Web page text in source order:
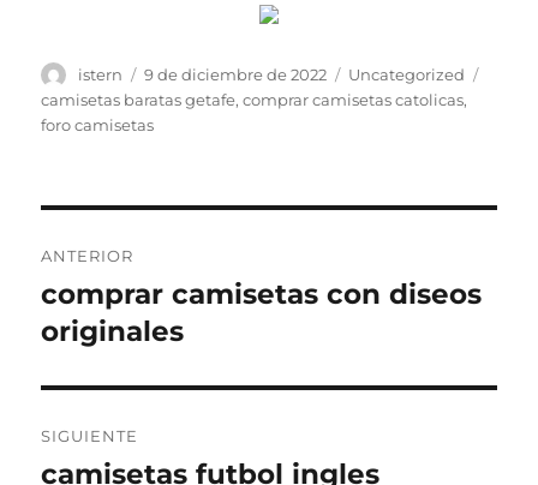
Autor
istern
Publicado
el
9 de diciembre de 2022 Categorías
Uncategorized
camisetas baratas getafe,comprar camisetas catolicas,
foro camisetas
de
entradas
ANTERIOR
Entrada
anterior:
comprar camisetas con diseos
originales
SIGUIENTE
Entrada
camisetas futbol ingles